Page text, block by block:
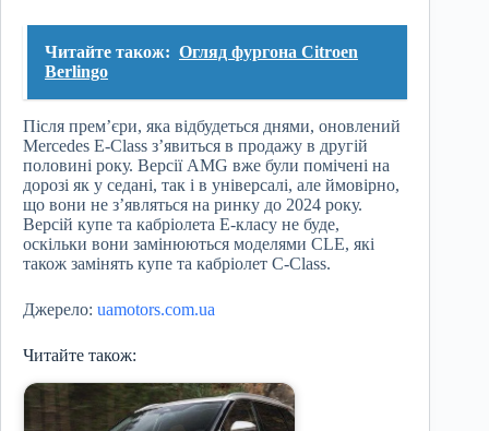
Читайте також: Огляд фургона Citroen
Berlingo
Після прем’єри, яка відбудеться днями, оновлений
Mercedes E-Class з’явиться в продажу в другій
половині року. Версії AMG вже були помічені на
дорозі як у седані, так і в універсалі, але ймовірно,
що вони не з’являться на ринку до 2024 року.
Версій купе та кабріолета E-класу не буде,
оскільки вони замінюються моделями CLE, які
також замінять купе та кабріолет C-Class.
Джерело: uamotors.com.ua
Читайте також: